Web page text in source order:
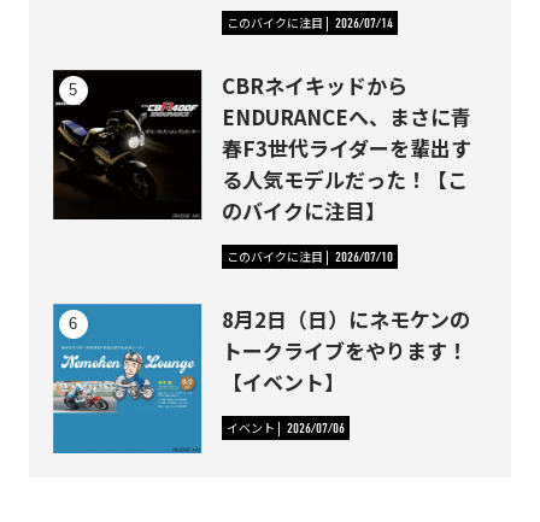
このバイクに注目 2026/07/14
CBRネイキッドから
ENDURANCEへ、まさに青
春F3世代ライダーを輩出す
る人気モデルだった！【こ
のバイクに注目】
このバイクに注目 2026/07/10
8月2日（日）にネモケンの
トークライブをやります！
【イベント】
イベント 2026/07/06